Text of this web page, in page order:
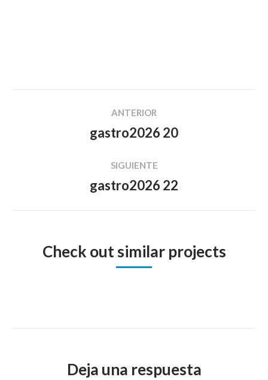
ANTERIOR
Proyecto
gastro2026 20
SIGUIENTE
Proyecto
gastro2026 22
Check out similar projects
Deja una respuesta